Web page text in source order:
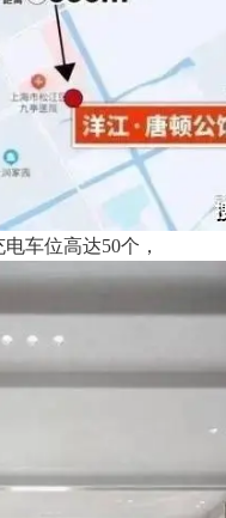
车位高达50个，